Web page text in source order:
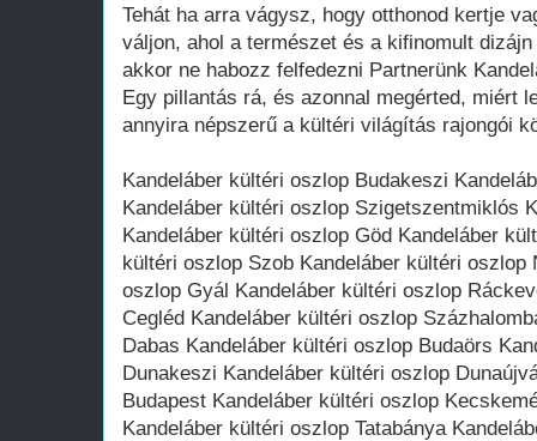
Tehát ha arra vágysz, hogy otthonod kertje
váljon, ahol a természet és a kifinomult
akkor ne habozz felfedezni Partnerünk
Egy pillantás rá, és azonnal megérted, miért
annyira népszerű a kültéri világítás rajongói
Kandeláber kültéri oszlop Budakeszi
Kandeláber kültéri oszlop Szigetszentmiklós
Kandeláber kültéri oszlop Göd Kandeláber
kültéri oszlop Szob Kandeláber kültéri oszlop
oszlop Gyál Kandeláber kültéri oszlop
Cegléd Kandeláber kültéri oszlop
Dabas Kandeláber kültéri oszlop Budaörs
Dunakeszi Kandeláber kültéri oszlop
Budapest Kandeláber kültéri oszlop
Kandeláber kültéri oszlop Tatabánya